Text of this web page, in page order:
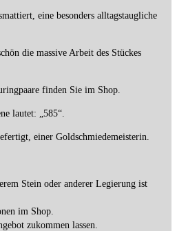
eine besonders alltagstaugliche
die massive Arbeit des Stückes
finden Sie im Shop.
lautet: „585“.
einer Goldschmiedemeisterin.
Stein oder anderer Legierung ist
im Shop.
zukommen lassen.